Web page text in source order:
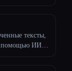
тексты,
помощью ИИ,